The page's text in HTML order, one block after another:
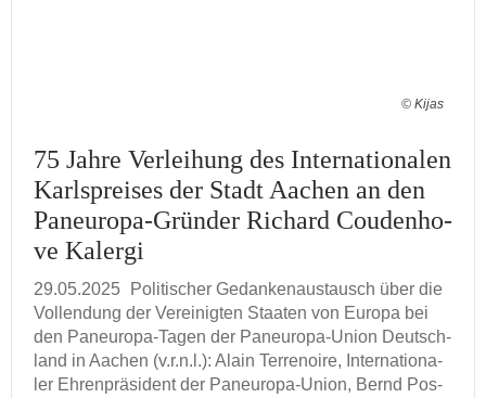
© Kijas
75 Jahre Ver­lei­hung des In­ter­na­tio­na­len
Karls­prei­ses der Stadt Aa­chen an den
Paneuropa-​Gründer Ri­chard Cou­den­ho­
ve Ka­l­er­gi
29.05.2025
Po­li­ti­scher Ge­dan­ken­aus­tausch über die
Voll­endung der Ver­ei­nig­ten Staa­ten von Eu­ro­pa bei
den Paneuropa-​Tagen der Paneuropa-​Union Deutsch­
land in Aa­chen (v.r.n.l.): Alain Ter­renoi­re, In­ter­na­tio­na­
ler Eh­ren­prä­si­dent der Paneuropa-​Union, Bernd Pos­